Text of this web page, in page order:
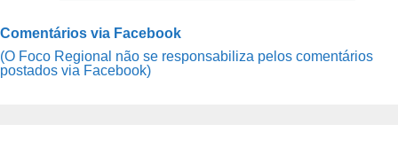
Comentários via Facebook
(O Foco Regional não se responsabiliza pelos comentários
postados via Facebook)